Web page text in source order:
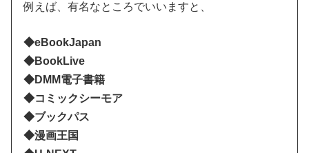
例えば、有名なところでいいますと、
◆eBookJapan
◆BookLive
◆DMM電子書籍
◆コミックシーモア
◆ブックパス
◆漫画王国